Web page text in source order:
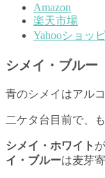
Amazon
楽天市場
Yahooショッ
シメイ・ブルー
青のシメイはアル
二ケタ台目前で、
シメイ・ホワイト
イ・ブルーは麦芽